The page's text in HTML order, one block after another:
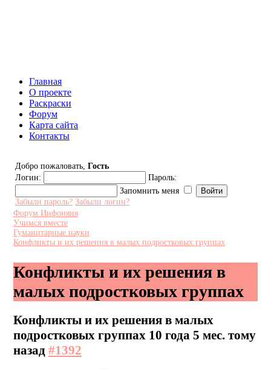
Главная
О проекте
Раскраски
Форум
Карта сайта
Контакты
Добро пожаловать, Гость
Логин:
Пароль:
Запомнить меня
Забыли пароль? Забыли логин?
Форум Инфоняня
Учимся вместе
Гуманитарные науки
Конфликты и их решения в малых подростковых группах
Конфликты и их решения в
малых подростковых группах
Конфликты и их решения в малых
подростковых группах 10 года 5 мес. тому
назад #1392